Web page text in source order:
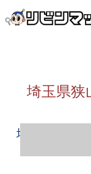
埼玉県狭
埼玉県狭山